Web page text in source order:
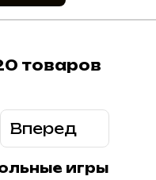
товаров
Вперед
игры